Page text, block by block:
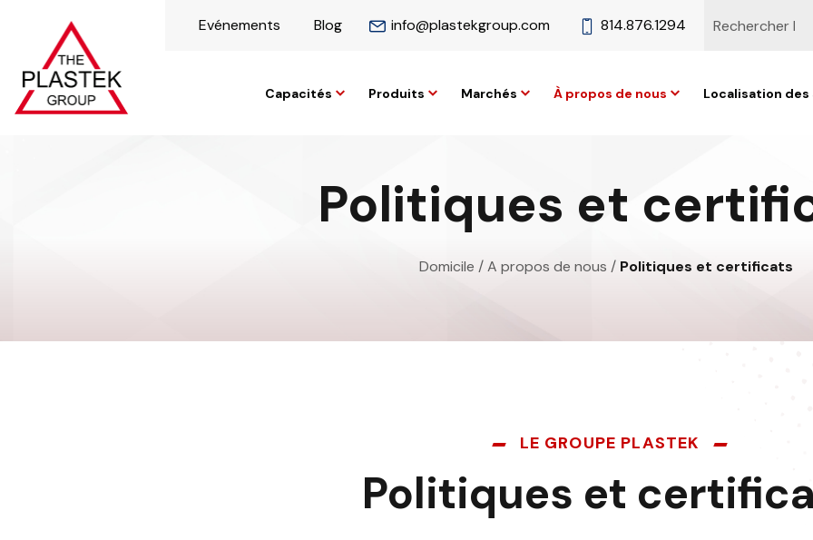
Evénements Blog info@plastekgroup.com 814.876.1294
Capacités Produits Marchés À propos de nous Localisation
Politiques et
Domicile /A propos de nous / Politiques et certificats
LE GROUPE PLASTEK
Politiques et